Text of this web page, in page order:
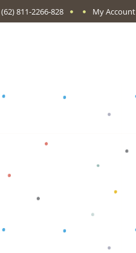
(62) 811-2266-828 My Account